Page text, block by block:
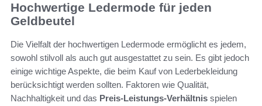
Hochwertige Ledermode für jeden
Geldbeutel
Die Vielfalt der hochwertigen Ledermode ermöglicht es jedem,
sowohl stilvoll als auch gut ausgestattet zu sein. Es gibt jedoch
einige wichtige Aspekte, die beim Kauf von Lederbekleidung
berücksichtigt werden sollten. Faktoren wie Qualität,
Nachhaltigkeit und das Preis-Leistungs-Verhältnis spielen